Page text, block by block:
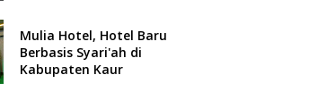
Mulia Hotel, Hotel Baru
Berbasis Syari'ah di
Kabupaten Kaur